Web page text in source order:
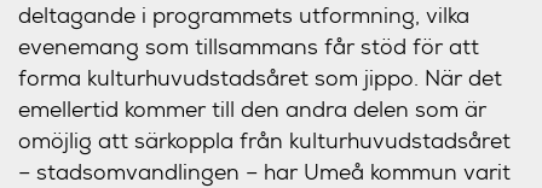
deltagande i programmets utformning, vilka
evenemang som tillsammans får stöd för att
forma kulturhuvudstadsåret som jippo. När det
emellertid kommer till den andra delen som är
omöjlig att särkoppla från kulturhuvudstadsåret
– stadsomvandlingen – har Umeå kommun varit